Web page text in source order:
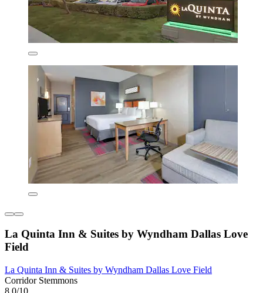
La Quinta Inn & Suites by Wyndham Dallas Love
Field
La Quinta Inn & Suites by Wyndham Dallas Love Field
Corridor Stemmons
8,0/10